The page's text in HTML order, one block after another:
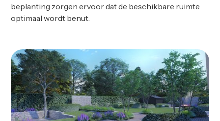
beplanting zorgen ervoor dat de beschikbare ruimte
optimaal wordt benut.